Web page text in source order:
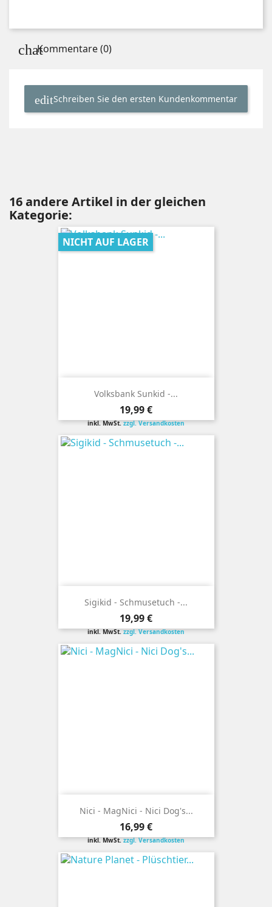
Kommentare (0)
Schreiben Sie den ersten Kundenkommentar
16 andere Artikel in der gleichen
Kategorie:
Volksbank Sunkid -...
Preis
19,99 €
inkl. MwSt.zzgl. Versandkosten
NICHT AUF LAGER
Sigikid - Schmusetuch -...
Preis
19,99 €
inkl. MwSt.zzgl. Versandkosten
Nici - MagNici - Nici Dog's...
Preis
16,99 €
inkl. MwSt.zzgl. Versandkosten